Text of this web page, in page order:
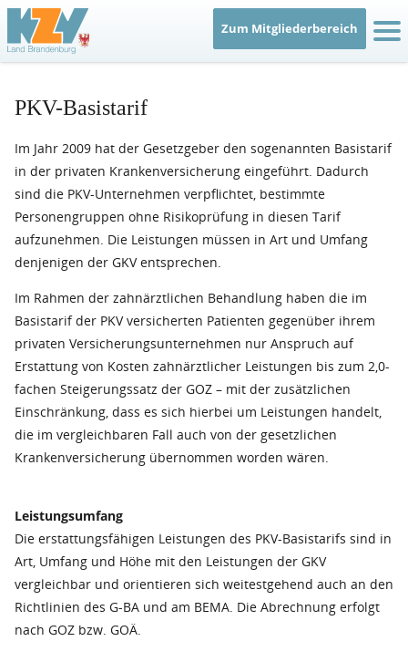
IT Zum Mitgliederbereich
PKV-Basistarif
Im Jahr 2009 hat der Gesetzgeber den sogenannten Basistarif
in der privaten Krankenversicherung eingeführt. Dadurch
sind die PKV-Unternehmen verpflichtet, bestimmte
Personengruppen ohne Risikoprüfung in diesen Tarif
aufzunehmen. Die Leistungen müssen in Art und Umfang
denjenigen der GKV entsprechen.
Im Rahmen der zahnärztlichen Behandlung haben die im
Basistarif der PKV versicherten Patienten gegenüber ihrem
privaten Versicherungsunternehmen nur Anspruch auf
Erstattung von Kosten zahnärztlicher Leistungen bis zum 2,0-
fachen Steigerungssatz der GOZ – mit der zusätzlichen
Einschränkung, dass es sich hierbei um Leistungen handelt,
die im vergleichbaren Fall auch von der gesetzlichen
Krankenversicherung übernommen worden wären.
Leistungsumfang
Die erstattungsfähigen Leistungen des PKV-Basistarifs sind in
Art, Umfang und Höhe mit den Leistungen der GKV
vergleichbar und orientieren sich weitestgehend auch an den
Richtlinien des G-BA und am BEMA. Die Abrechnung erfolgt
nach GOZ bzw. GOÄ.